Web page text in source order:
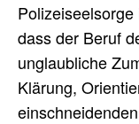
dass der Beruf
unglaubliche
Klärung,